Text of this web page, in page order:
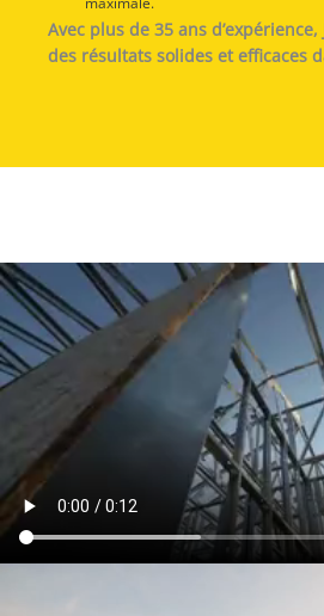
Avec plus de 35 ans
des résultats solides et efficaces